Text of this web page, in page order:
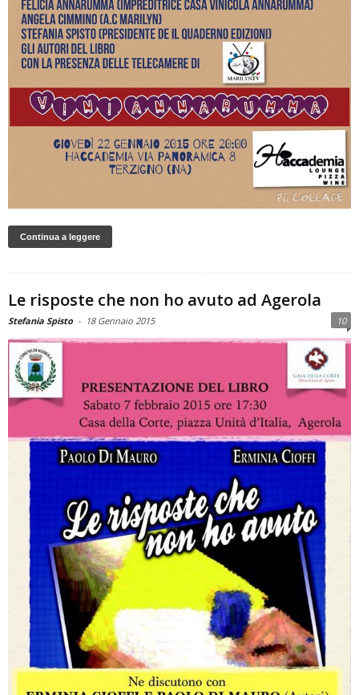
Continua a leggere
Le risposte che non ho avuto ad Agerola
Stefania Spisto - 18 Gennaio 2015 10